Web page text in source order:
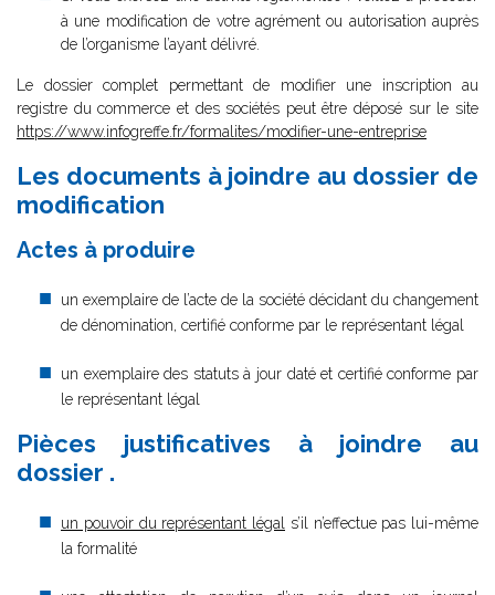
à une modification de votre agrément ou autorisation auprès
de l’organisme l’ayant délivré.
Le dossier complet permettant de modifier une inscription au
registre du commerce et des sociétés peut être déposé sur le site
https://www.infogreffe.fr/formalites/modifier-une-entreprise
Les documents à joindre au dossier de
modification
Actes à produire
un exemplaire de l’acte de la société décidant du changement
de dénomination, certifié conforme par le représentant légal
un exemplaire des statuts à jour daté et certifié conforme par
le représentant légal
Pièces justificatives à joindre au
dossier .
un pouvoir du représentant légal
s’il n’effectue pas lui-même
la formalité